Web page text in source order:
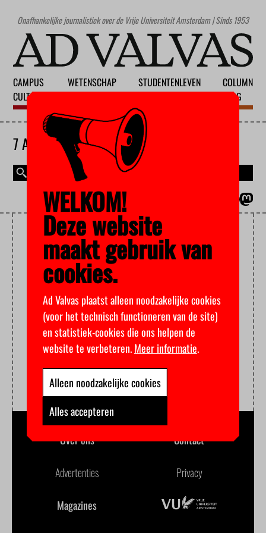
Onafhankelijke journalistiek over de Vrije Universiteit Amsterdam | Sinds 1953
CAMPUS
CULTUUR
WETENSCHAP
STUDENTENLEVEN
COLUMN
BLOG
7 AUGUSTUS 2026
ARBEIDSINSPECTIE
Over ons Contact
Advertenties Privacy
Magazines
WELKOM!
Deze website
maakt gebruik van
cookies.
Ad Valvas plaatst alleen noodzakelijke cookies
(voor het technisch functioneren van de site)
en statistiek-cookies die ons helpen de
website te verbeteren.Meer informatie.
Alleen noodzakelijke cookies
Alles accepteren